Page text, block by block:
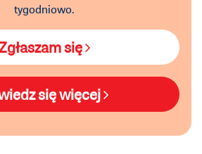
tygodniowo.
się
się więcej